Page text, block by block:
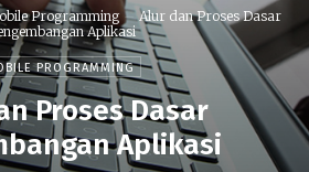
Programming
Alur dan Proses Dasar
Aplikasi
PROGRAMMING
Proses Dasar
Aplikasi